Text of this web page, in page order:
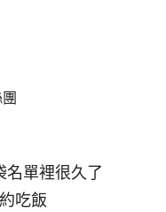
名單裡很久了
吃飯